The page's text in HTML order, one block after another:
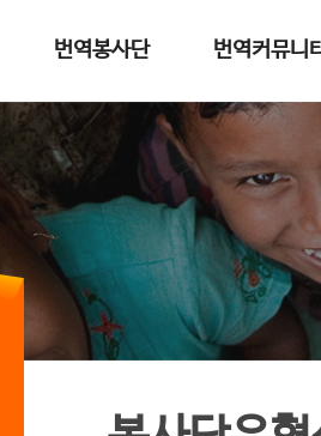
번역봉사단 번역커뮤니